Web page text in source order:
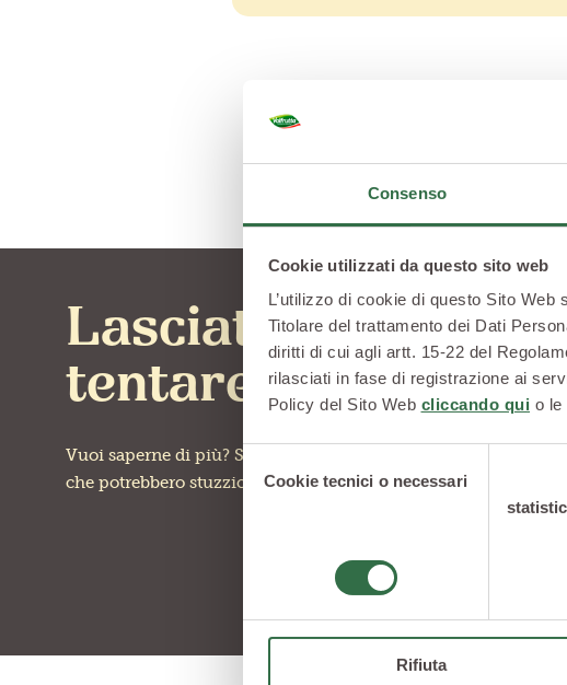
Consenso
Cookie utilizzati da questo sito web
L’utilizzo di cookie di questo Sito
Titolare del trattamento dei Dati
diritti di cui agli artt. 15-22 del
rilasciati in fase di registrazione ai
Policy del Sito Web cliccando qui o le
Selezione
del Cookie tecnici o necessari
Rifiuta
Lasciati
tentare
Vuoi saperne di più? Scopri altre ricette
che potrebbero stuzzicare la tua curiosità